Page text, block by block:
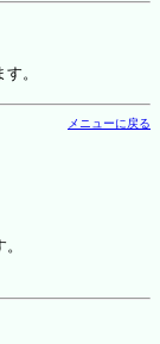
。
メニューに戻る